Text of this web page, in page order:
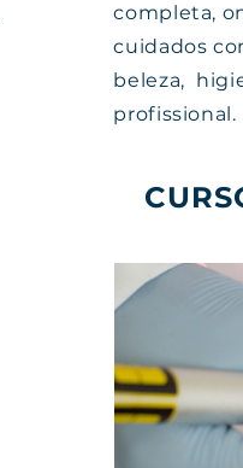
completa,
cuidados
beleza,
profissional.